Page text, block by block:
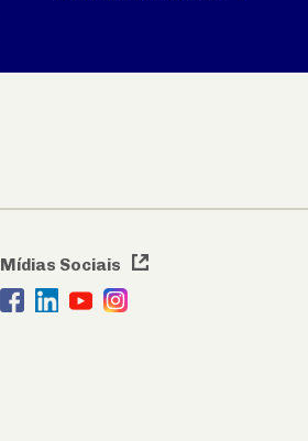
Mídias Sociais